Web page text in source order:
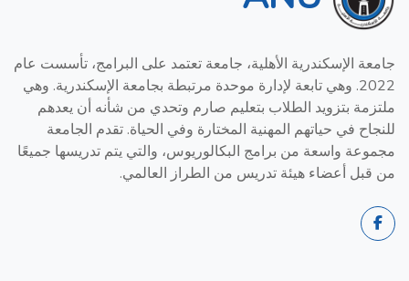
جامعة الإسكندرية الأهلية، جامعة تعتمد على البرامج، تأسست عام
2022. وهي تابعة لإدارة موحدة مرتبطة بجامعة الإسكندرية. وهي
ملتزمة بتزويد الطلاب بتعليم صارم وتحدي من شأنه أن يعدهم
للنجاح في حياتهم المهنية المختارة وفي الحياة. تقدم الجامعة
مجموعة واسعة من برامج البكالوريوس، والتي يتم تدريسها جميعًا
من قبل أعضاء هيئة تدريس من الطراز العالمي.